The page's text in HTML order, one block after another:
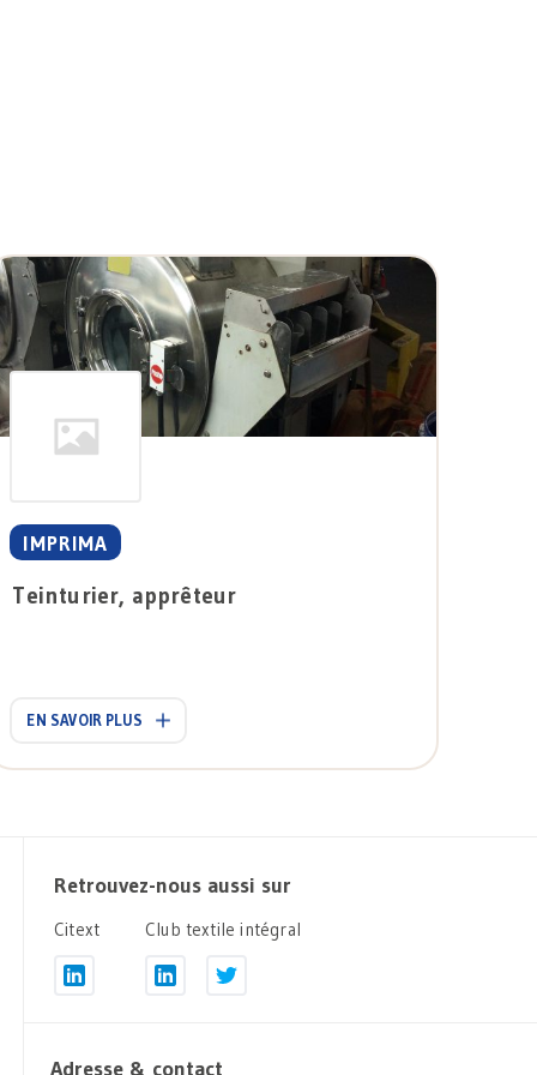
IMPRIMA
Teinturier, apprêteur
EN SAVOIR PLUS
Retrouvez-nous aussi sur
Citext Club textile intégral
Adresse & contact